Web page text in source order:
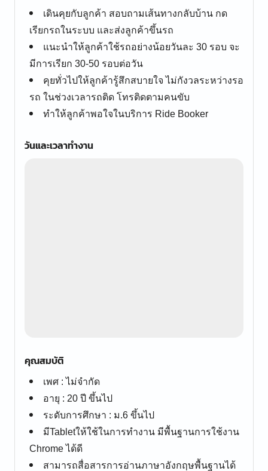
เดินคุยกับลูกค้า สอบถามเส้นทางกลับบ้าน กด
เรียกรถในระบบ และส่งลูกค้าขึ้นรถ
แนะนำให้ลูกค้าใช้รถอย่างน้อยวันละ 30 รอบ จะ
มีการเรียก 30-50 รอบต่อวัน
คุยทั่วไปให้ลูกค้ารู้สึกสบายใจ ไม่กังวลระหว่างรอ
รถ ในช่วงเวลารถติด โทรติดตามคนขับ
ทำให้ลูกค้าพอใจในบริการ Ride Booker
วันและเวลาทำงาน
คุณสมบัติ
เพศ : ไม่จำกัด
อายุ : 20 ปี ขึ้นไป
ระดับการศึกษา : ม.6 ขึ้นไป
มีTabletให้ใช้ในการทำงาน มีพื้นฐานการใช้งาน
Chrome ได้ดี
สามารถสื่อสารการอ่านภาษาอังกฤษพื้นฐานได้